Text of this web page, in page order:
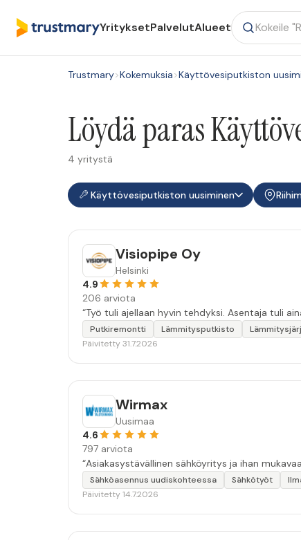
YrityksetPalvelutAlueet
Trustmary>Kokemuksia>Käyttövesiputkiston
Löydä paras
4 yritystä
Käyttövesiputkiston uusiminen
Visiopipe Oy
Helsinki
4.9
206 arviota
“Työ tuli ajellaan hyvin tehdyksi. Asentaja tuli
Putkiremontti Lämmitysputkisto
Päivitetty 31.7.2026
Wirmax
Uusimaa
4.6
797 arviota
Sähköasennus uudiskohteessa Sähkötyöt
Päivitetty 14.7.2026